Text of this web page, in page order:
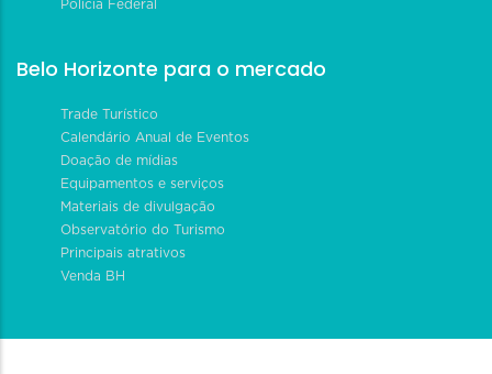
Polícia Federal
Belo Horizonte para o mercado
Trade Turístico
Calendário Anual de Eventos
Doação de mídias
Equipamentos e serviços
Materiais de divulgação
Observatório do Turismo
Principais atrativos
Venda BH